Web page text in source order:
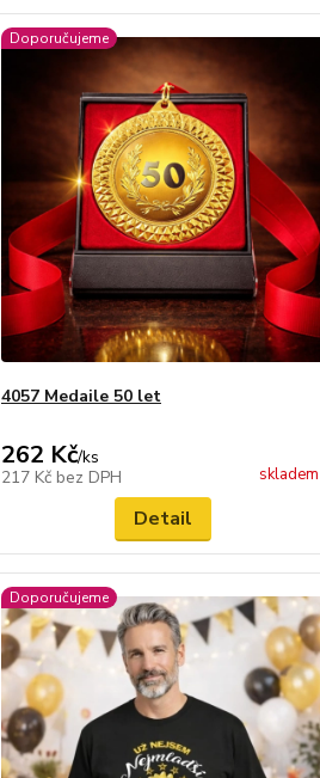
Doporučujeme
4057 Medaile 50 let
262 Kč/ks
217 Kč bez DPH skladem
Detail
Doporučujeme